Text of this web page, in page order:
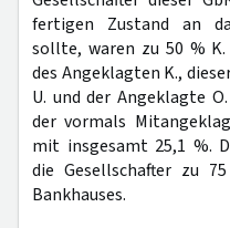
fertigen Zustand an
sollte, waren zu 50 %
des Angeklagten K.,
U. und der Angeklagte
der vormals
mit insgesamt 25,1 %.
die Gesellschafter zu
Bankhauses.